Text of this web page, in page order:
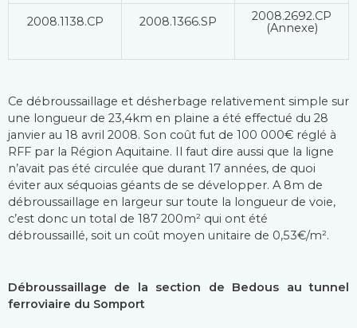
2008.1138.CP 2008.1366.SP
2008.2692.CP
(Annexe)
Ce débroussaillage et désherbage relativement simple sur
une longueur de 23,4km en plaine a été effectué du 28
janvier au 18 avril 2008. Son coût fut de 100 000€ réglé à
RFF par la Région Aquitaine. Il faut dire aussi que la ligne
n’avait pas été circulée que durant 17 années, de quoi
éviter aux séquoias géants de se développer. A 8m de
débroussaillage en largeur sur toute la longueur de voie,
c’est donc un total de 187 200m² qui ont été
débroussaillé, soit un coût moyen unitaire de 0,53€/m².
Débroussaillage de la section de Bedous au tunnel
ferroviaire du Somport